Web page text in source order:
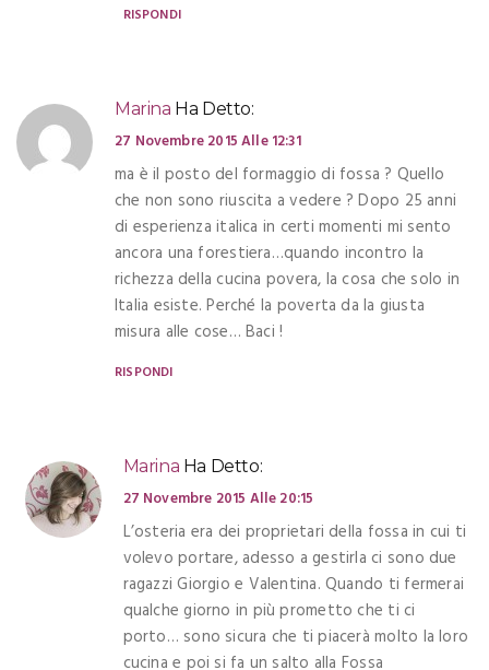
RISPONDI
Marina Ha Detto:
27 Novembre 2015 Alle 12:31
ma è il posto del formaggio di fossa ? Quello
che non sono riuscita a vedere ? Dopo 25 anni
di esperienza italica in certi momenti mi sento
ancora una forestiera…quando incontro la
richezza della cucina povera, la cosa che solo in
Italia esiste. Perché la poverta da la giusta
misura alle cose… Baci !
RISPONDI
Marina Ha Detto:
27 Novembre 2015 Alle 20:15
L’osteria era dei proprietari della fossa in cui ti
volevo portare, adesso a gestirla ci sono due
ragazzi Giorgio e Valentina. Quando ti fermerai
qualche giorno in più prometto che ti ci
porto… sono sicura che ti piacerà molto la loro
cucina e poi si fa un salto alla Fossa